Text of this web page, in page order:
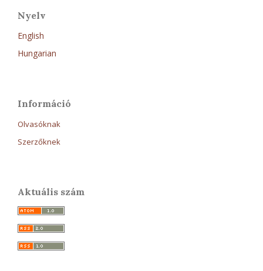
Nyelv
English
Hungarian
Információ
Olvasóknak
Szerzőknek
Aktuális szám